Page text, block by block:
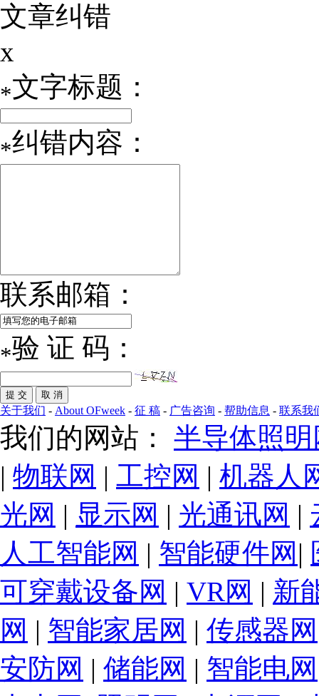
文章纠错
x
*文字标题：
*纠错内容：
联系邮箱：
*验 证 码：
关于我们 - About OFweek - 征 稿 - 广告咨询 - 帮助信息 - 联系我
我们的网站： 半导体照明
| 物联网 | 工控网 | 机器人
光网 | 显示网 | 光通讯网 |
人工智能网 | 智能硬件网 |
可穿戴设备网 | VR网 | 新
网 | 智能家居网 | 传感器网
安防网 | 储能网 | 智能电网